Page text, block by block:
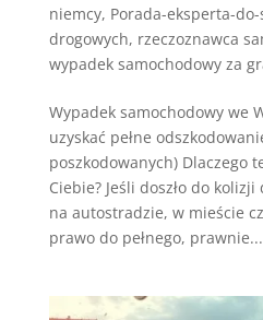
niemcy, Porada-eksperta-
drogowych, rzeczoznawca
wypadek samochodowy za
Wypadek samochodowy we
uzyskać pełne
poszkodowanych) Dlaczego
Ciebie? Jeśli doszło do
na autostradzie, w mieście
prawo do pełnego, prawnie...